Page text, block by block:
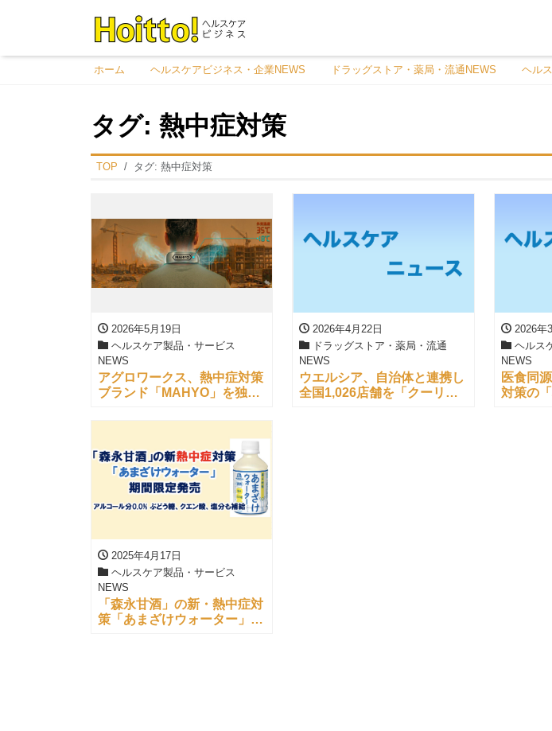
ホーム ヘルスケアビジネス・企業NEWS ドラッグストア・薬局・流通NEWS ヘル
タグ: 熱中症対策
TOP タグ: 熱中症対策
2026年5月19日
ヘルスケア製品・サービス
NEWS
アグロワークス、熱中症対策
ブランド「MAHYO」を独立
2026年4月22日
ドラッグストア・薬局・流通
NEWS
ウエルシア、自治体と連携し
全国1,026店舗を「クーリン
2026年
ヘルス
NEWS
医食同
対策の
2025年4月17日
ヘルスケア製品・サービス
NEWS
「森永甘酒」の新・熱中症対
策「あまざけウォーター」期